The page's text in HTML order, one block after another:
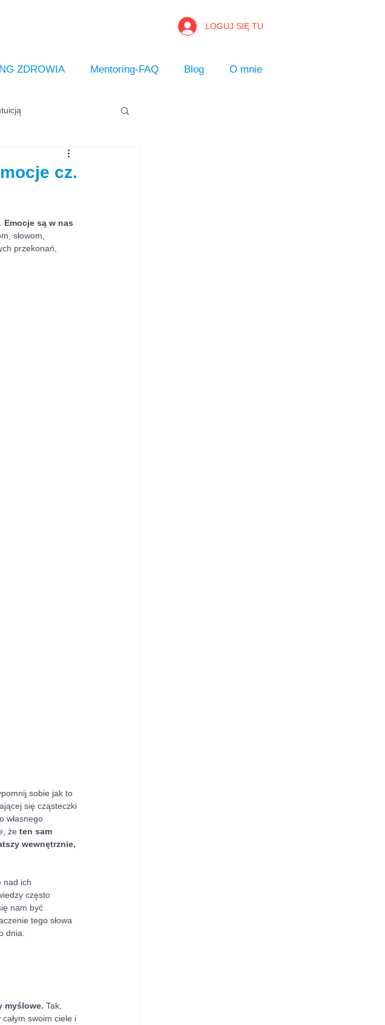
LOGUJ SIĘ TU
ZDROWIA Mentoring-FAQ Blog O mnie
cz.
Emocje są w nas
słowom,
przekonań,
sobie jak to
się cząsteczki
własnego
że ten sam
wewnętrznie,
nad ich
często
nam być
tego słowa
dnia.
myślowe. Tak,
swoim ciele i